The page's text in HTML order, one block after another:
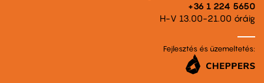
+36 1 224 5650
H-V 13.00-21.00 óráig
Fejlesztés és üzemeltetés: